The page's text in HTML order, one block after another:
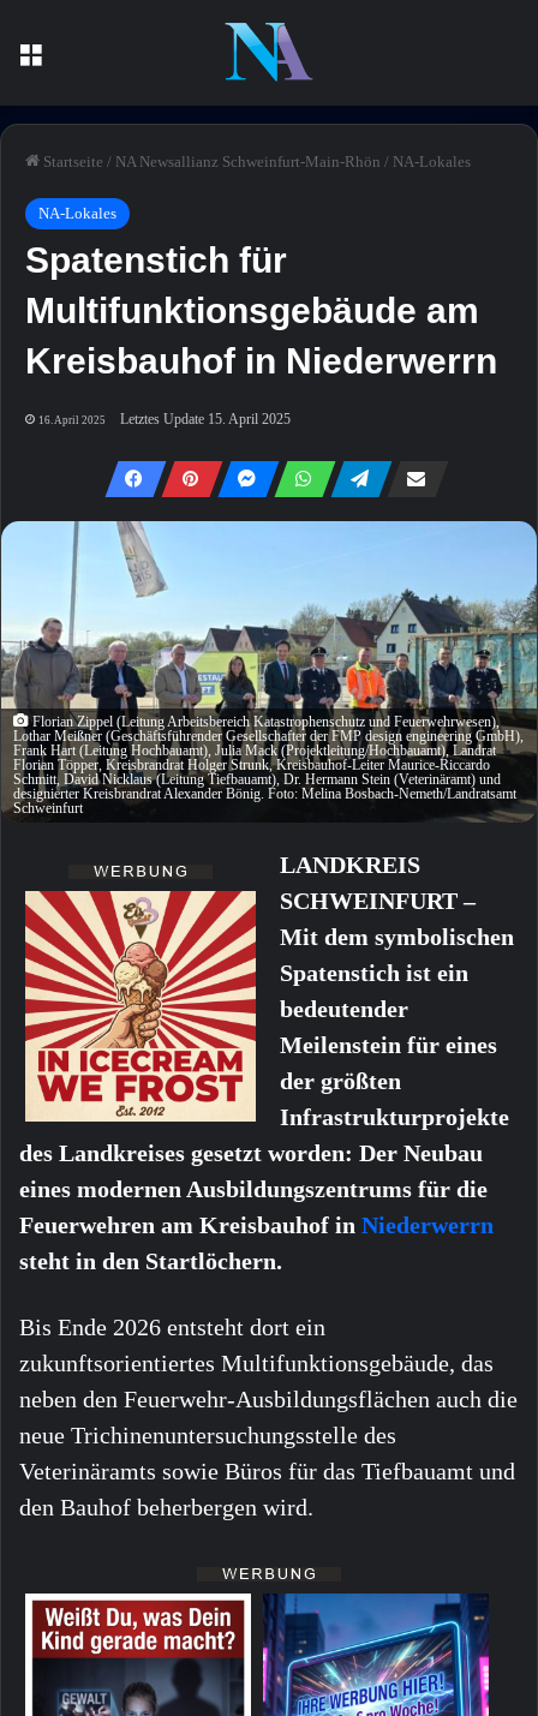
Startseite / NA Newsallianz Schweinfurt-Main-Rhön / NA-Lokales
NA-Lokales
Spatenstich für
Multifunktionsgebäude am
Kreisbauhof in Niederwerrn
16. April 2025 Letztes Update 15. April 2025
Florian Zippel (Leitung Arbeitsbereich Katastrophenschutz und Feuerwehrwesen),
Lothar Meißner (Geschäftsführender Gesellschafter der FMP design engineering GmbH),
Frank Hart (Leitung Hochbauamt), Julia Mack (Projektleitung/Hochbauamt), Landrat
Florian Töpper, Kreisbrandrat Holger Strunk, Kreisbauhof-Leiter Maurice-Riccardo
Schmitt, David Nicklaus (Leitung Tiefbauamt), Dr. Hermann Stein (Veterinäramt) und
designierter Kreisbrandrat Alexander Bönig. Foto: Melina Bosbach-Nemeth/Landratsamt
Schweinfurt
LANDKREIS
SCHWEINFURT –
Mit dem symbolischen
Spatenstich ist ein
bedeutender
Meilenstein für eines
der größten
Infrastrukturprojekte
des Landkreises gesetzt worden: Der Neubau
eines modernen Ausbildungszentrums für die
Feuerwehren am Kreisbauhof in Niederwerrn
steht in den Startlöchern.
Bis Ende 2026 entsteht dort ein
zukunftsorientiertes Multifunktionsgebäude, das
neben den Feuerwehr-Ausbildungsflächen auch die
neue Trichinenuntersuchungsstelle des
Veterinäramts sowie Büros für das Tiefbauamt und
den Bauhof beherbergen wird.